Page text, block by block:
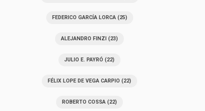
FEDERICO GARCÍA LORCA(25)
ALEJANDRO FINZI (23)
JULIO E. PAYRÓ (22)
FÉLIX LOPE DE VEGA CARPIO (22)
ROBERTO COSSA (22)